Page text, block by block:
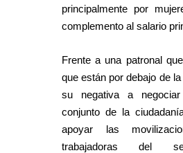
principalmente por
complemento al salario
Frente a una patronal
que están por debajo de
su negativa a
conjunto de la
apoyar las
trabajadoras del